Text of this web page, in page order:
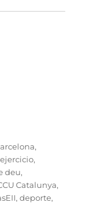
,
ejercicio,
deu,
Catalunya,
,deporte,